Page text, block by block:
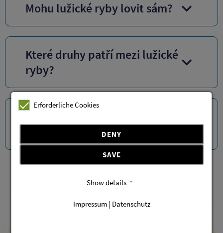
Mohu lužické ryby lovit sám?
Které druhy patří mezi lužické
ryby?
Erforderliche Cookies
DENY
SAVE
Show details
Impressum | Datenschutz